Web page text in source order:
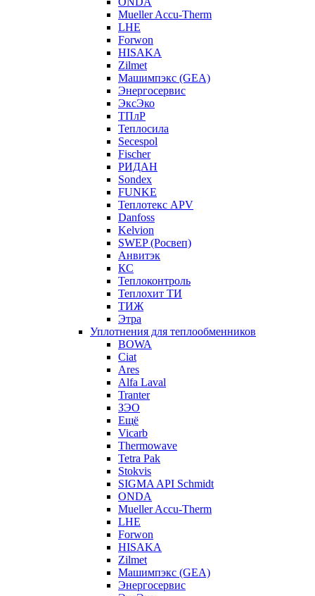
Mueller Accu-Therm
LHE
Forwon
HISAKA
Zilmet
Машимпэкс (GEA)
Энергосервис
ЭксЭко
ТПлР
Теплосила
Secespol
Fischer
РИДАН
Sondex
FUNKE
Теплотекс APV
Danfoss
Kelvion
SWEP (Росвеп)
Анвитэк
КС
Теплоконтроль
Теплохит ТИ
ТИЖ
Этра
Уплотнения для теплообменников
BOWA
Ciat
Ares
Alfa Laval
Tranter
ЗЭО
Ещё
Vicarb
Thermowave
Tetra Pak
Stokvis
SIGMA API Schmidt
ONDA
Mueller Accu-Therm
LHE
Forwon
HISAKA
Zilmet
Машимпэкс (GEA)
Энергосервис